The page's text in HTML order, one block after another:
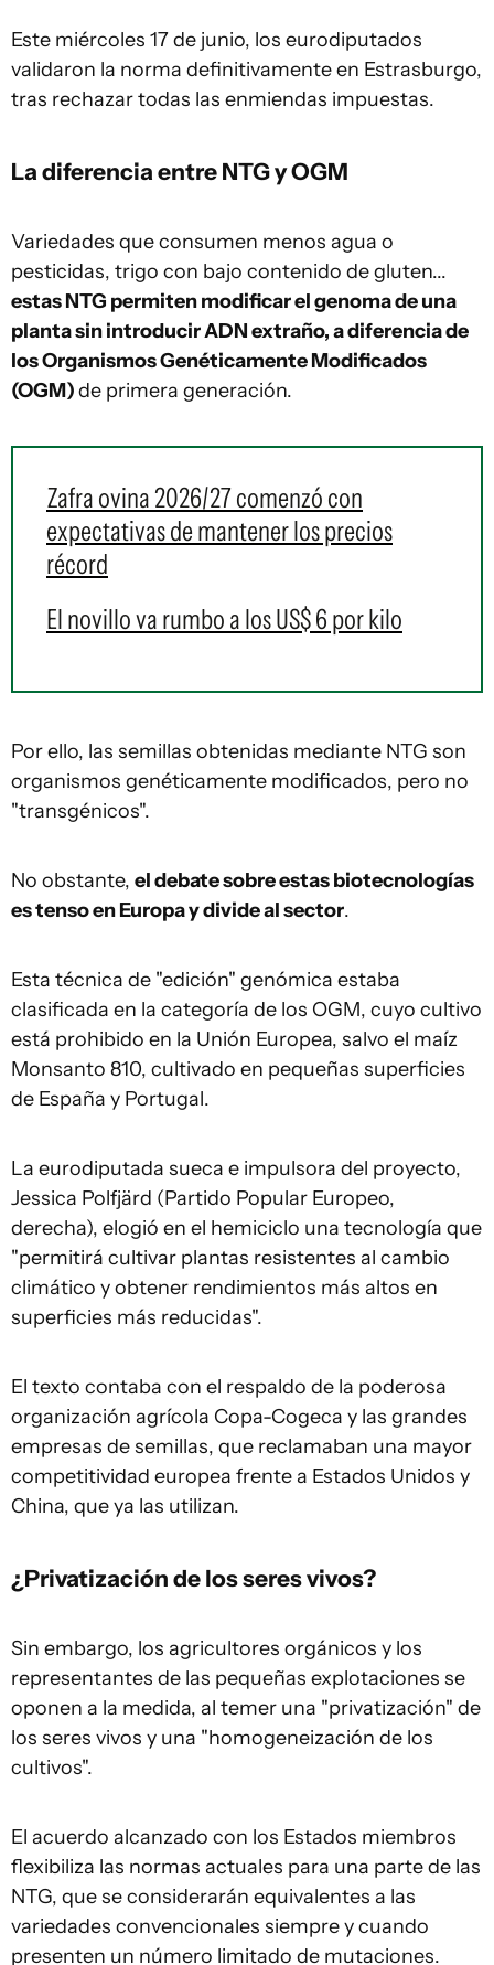
Este miércoles 17 de junio, los eurodiputados
validaron la norma definitivamente en Estrasburgo,
tras rechazar todas las enmiendas impuestas.
La diferencia entre NTG y OGM
Variedades que consumen menos agua o
pesticidas, trigo con bajo contenido de gluten...
estas NTG permiten modificar el genoma de una
planta sin introducir ADN extraño, a diferencia de
los Organismos Genéticamente Modificados
(OGM)de primera generación.
Zafra ovina 2026/27 comenzó con
expectativas de mantener los precios
récord
El novillo va rumbo a los US$ 6 por kilo
Por ello, las semillas obtenidas mediante NTG son
organismos genéticamente modificados, pero no
"transgénicos".
No obstante, el debate sobre estas biotecnologías
es tenso en Europa y divide al sector.
Esta técnica de "edición" genómica estaba
clasificada en la categoría de los OGM, cuyo cultivo
está prohibido en la Unión Europea, salvo el maíz
Monsanto 810, cultivado en pequeñas superficies
de España y Portugal.
La eurodiputada sueca e impulsora del proyecto,
Jessica Polfjärd (Partido Popular Europeo,
derecha), elogió en el hemiciclo una tecnología que
"permitirá cultivar plantas resistentes al cambio
climático y obtener rendimientos más altos en
superficies más reducidas".
El texto contaba con el respaldo de la poderosa
organización agrícola Copa-Cogeca y las grandes
empresas de semillas, que reclamaban una mayor
competitividad europea frente a Estados Unidos y
China, que ya las utilizan.
¿Privatización de los seres vivos?
Sin embargo, los agricultores orgánicos y los
representantes de las pequeñas explotaciones se
oponen a la medida, al temer una "privatización" de
los seres vivos y una "homogeneización de los
cultivos".
El acuerdo alcanzado con los Estados miembros
flexibiliza las normas actuales para una parte de las
NTG, que se considerarán equivalentes a las
variedades convencionales siempre y cuando
presenten un número limitado de mutaciones.